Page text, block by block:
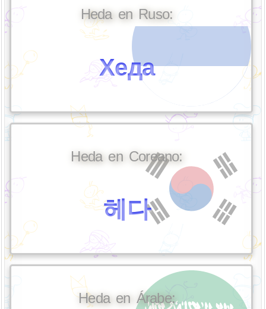
Heda en Ruso:
Хеда
Heda en Coreano:
헤다
Heda en Árabe: